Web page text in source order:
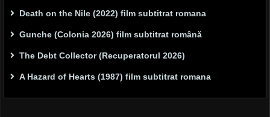
Death on the Nile (2022) film subtitrat romana
Gunche (Colonia 2026) film subtitrat română
The Debt Collector (Recuperatorul 2026)
A Hazard of Hearts (1987) film subtitrat romana